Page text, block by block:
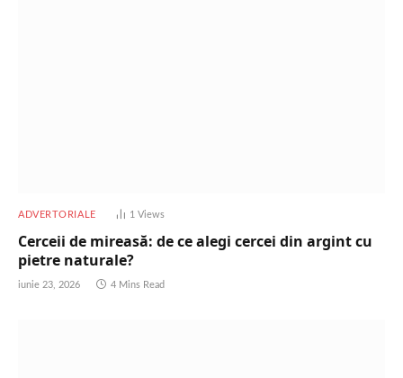
ADVERTORIALE 1 Views
Cerceii de mireasă: de ce alegi cercei din argint cu
pietre naturale?
iunie 23, 2026 4 Mins Read